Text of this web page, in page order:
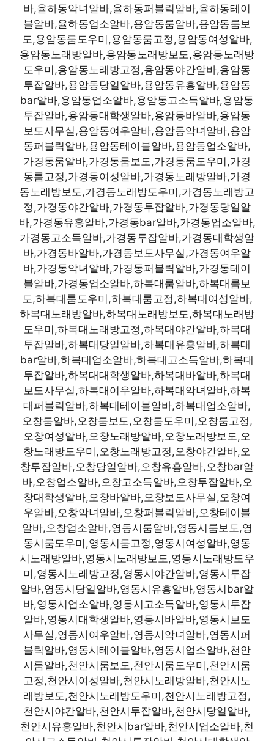
바,율하동악녀알바,율하동퍼블릭알바,율하동테이
블알바,율하동업소알바,용암동룸알바,용암동룸보
도,용암동룸도우미,용암동룸고정,용암동여성알바,
용암동노래방알바,용암동노래방보도,용암동노래방
도우미,용암동노래방고정,용암동야간알바,용암동
투잡알바,용암동당일알바,용암동유흥알바,용암동
bar알바,용암동업소알바,용암동고소득알바,용암동
투잡알바,용암동대학생알바,용암동바알바,용암동
보도사무실,용암동여우알바,용암동악녀알바,용암
동퍼블릭알바,용암동테이블알바,용암동업소알바,
가경동룸알바,가경동룸보도,가경동룸도우미,가경
동룸고정,가경동여성알바,가경동노래방알바,가경
동노래방보도,가경동노래방도우미,가경동노래방고
정,가경동야간알바,가경동투잡알바,가경동당일알
바,가경동유흥알바,가경동bar알바,가경동업소알바,
가경동고소득알바,가경동투잡알바,가경동대학생알
바,가경동바알바,가경동보도사무실,가경동여우알
바,가경동악녀알바,가경동퍼블릭알바,가경동테이
블알바,가경동업소알바,하복대룸알바,하복대룸보
도,하복대룸도우미,하복대룸고정,하복대여성알바,
하복대노래방알바,하복대노래방보도,하복대노래방
도우미,하복대노래방고정,하복대야간알바,하복대
투잡알바,하복대당일알바,하복대유흥알바,하복대
bar알바,하복대업소알바,하복대고소득알바,하복대
투잡알바,하복대대학생알바,하복대바알바,하복대
보도사무실,하복대여우알바,하복대악녀알바,하복
대퍼블릭알바,하복대테이블알바,하복대업소알바,
오창룸알바,오창룸보도,오창룸도우미,오창룸고정,
오창여성알바,오창노래방알바,오창노래방보도,오
창노래방도우미,오창노래방고정,오창야간알바,오
창투잡알바,오창당일알바,오창유흥알바,오창bar알
바,오창업소알바,오창고소득알바,오창투잡알바,오
창대학생알바,오창바알바,오창보도사무실,오창여
우알바,오창악녀알바,오창퍼블릭알바,오창테이블
알바,오창업소알바,영동시룸알바,영동시룸보도,영
동시룸도우미,영동시룸고정,영동시여성알바,영동
시노래방알바,영동시노래방보도,영동시노래방도우
미,영동시노래방고정,영동시야간알바,영동시투잡
알바,영동시당일알바,영동시유흥알바,영동시bar알
바,영동시업소알바,영동시고소득알바,영동시투잡
알바,영동시대학생알바,영동시바알바,영동시보도
사무실,영동시여우알바,영동시악녀알바,영동시퍼
블릭알바,영동시테이블알바,영동시업소알바,천안
시룸알바,천안시룸보도,천안시룸도우미,천안시룸
고정,천안시여성알바,천안시노래방알바,천안시노
래방보도,천안시노래방도우미,천안시노래방고정,
천안시야간알바,천안시투잡알바,천안시당일알바,
천안시유흥알바,천안시bar알바,천안시업소알바,천